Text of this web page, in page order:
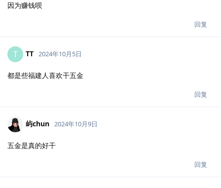
因为赚钱呗
回复
T TT 2024年10月5日
都是些福建人喜欢干五金
回复
屿chun 2024年10月9日
五金是真的好干
回复